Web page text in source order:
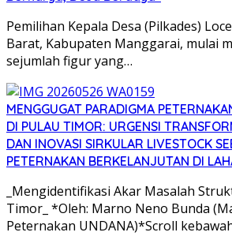
Pemilihan Kepala Desa (Pilkades)
Barat, Kabupaten Manggarai, mulai
sejumlah figur yang…
MENGGUGAT PARADIGMA
DI PULAU TIMOR: URGENSI
DAN INOVASI SIRKULAR LIVESTOCK
PETERNAKAN BERKELANJUTAN DI
_Mengidentifikasi Akar Masalah
Timor_ *Oleh: Marno Neno Bunda
Peternakan UNDANA)*Scroll